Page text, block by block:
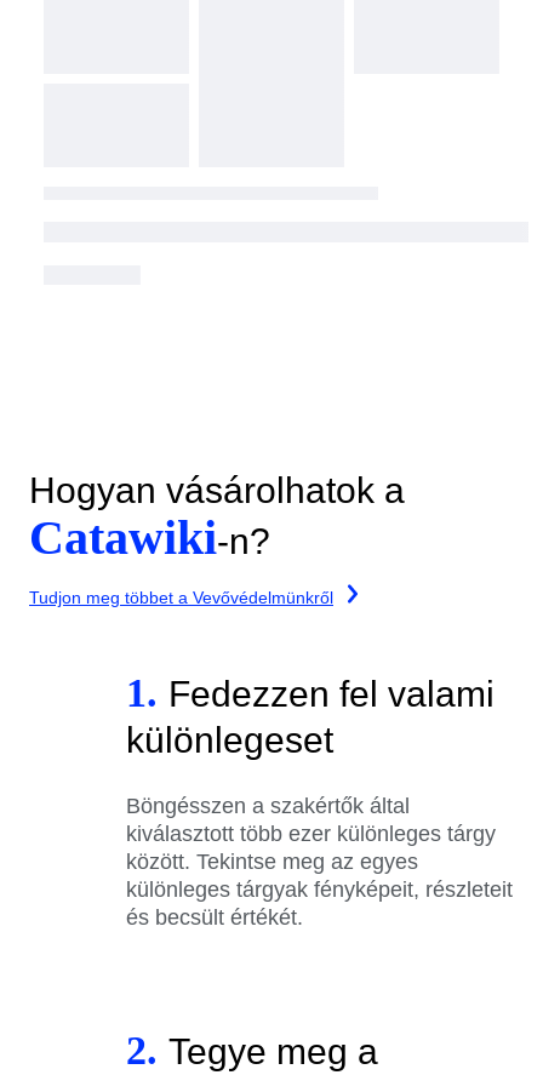
Hogyan vásárolhatok a
Catawiki-n?
Tudjon meg többet a Vevővédelmünkről
1. Fedezzen fel valami
különlegeset
Böngésszen a szakértők által
kiválasztott több ezer különleges tárgy
között. Tekintse meg az egyes
különleges tárgyak fényképeit, részleteit
és becsült értékét.
2. Tegye meg a